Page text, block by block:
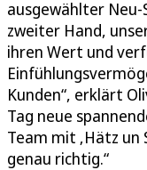
ausgewählter Neu-
zweiter Hand,
ihren Wert und
Kunden“, erklärt
Tag neue
Team mit ‚Hätz un
genau richtig.“